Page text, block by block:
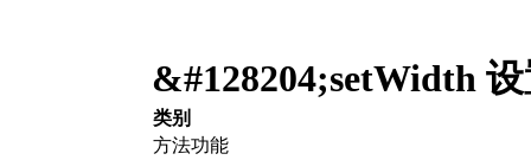
&#128204;setWidth
类别
方法功能